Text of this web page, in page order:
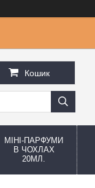
Кошик
МІНІ-ПАРФУМИ
В ЧОХЛАХ
20МЛ.